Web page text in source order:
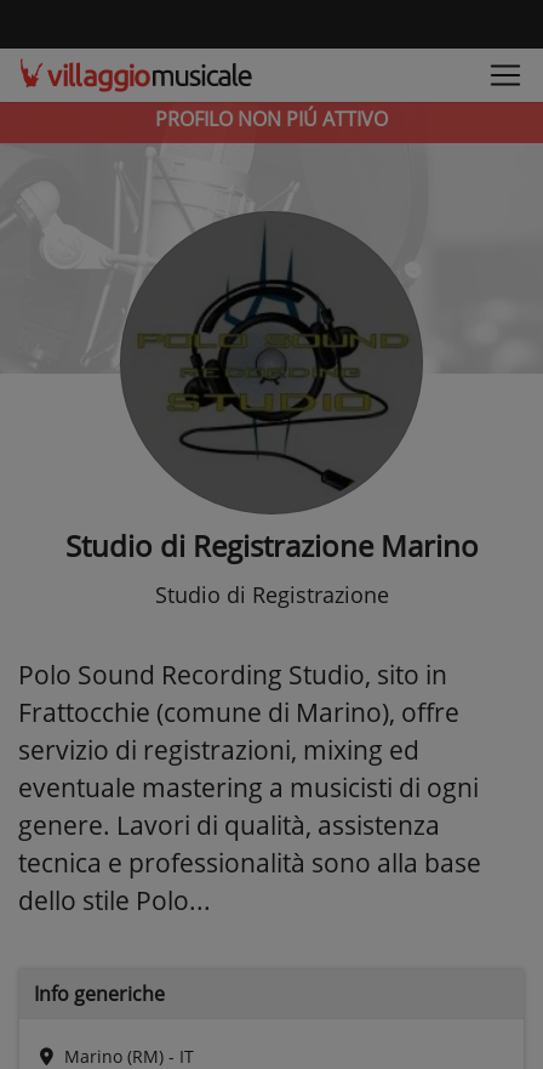
PROFILO NON PIÚ ATTIVO
Studio di Registrazione Marino
Studio di Registrazione
Polo Sound Recording Studio, sito in
Frattocchie (comune di Marino), offre
servizio di registrazioni, mixing ed
eventuale mastering a musicisti di ogni
genere. Lavori di qualità, assistenza
tecnica e professionalità sono alla base
dello stile Polo...
Info generiche
Marino (RM) - IT